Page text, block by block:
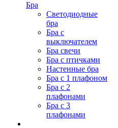
Бра
Светодиодные
бра
Бра с
выключателем
Бра свечи
Бра с птичками
Настенные бра
Бра с 1 плафоном
Бра с 2
плафонами
Бра с 3
плафонами